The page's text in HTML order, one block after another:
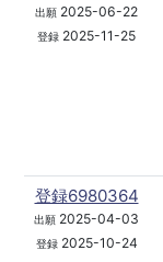
出願 2025-06-22
登録 2025-11-25
登録6980364
出願 2025-04-03
登録2025-10-24